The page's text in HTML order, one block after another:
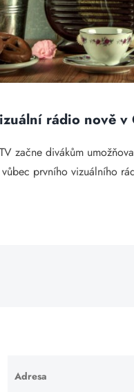
rádio nově v
začne divákům
vůbec prvního vizuálního
Adresa
Ponechte